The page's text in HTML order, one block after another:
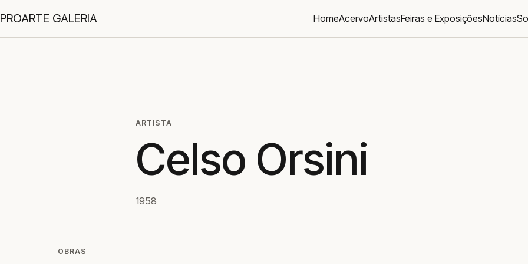
PROARTE GALERIA HomeAcervoArtistasFeiras e ExposiçõesNotícias
ARTISTA
Celso Orsini
1958
OBRAS